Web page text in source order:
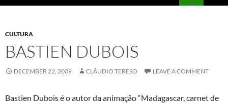
CULTURA
BASTIEN DUBOIS
DECEMBER 22, 2009 CLÁUDIO TERESO LEAVE A COMMENT
Bastien Dubois é o autor da animação “Madagascar, carnet de